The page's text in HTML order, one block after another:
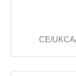
CE/